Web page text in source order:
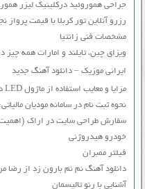
جراحی هموروئید درکلینیک لیزر
رزرو آنلاین تور کربلا با قیمت پرواز
مشخصات فنی زانتیا
ویزای چین، تایلند و امارات همه چیز
ایرانی موزیک – دانلود آهنگ جدید
مزایا و معایب استفاده از ماژول LED در روشنایی خانگی
نحوه ثبت نام در سامانه مودیان
سفارش طراحی سایت در اراک
خودرو هیدروژنی
فیلتر ممبران
دانلود آهنگ نم نم بارون زد از رضا
آشنایی با رنو تالیسمان